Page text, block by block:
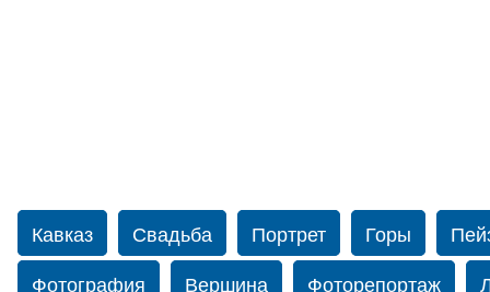
Кавказ Свадьба Портрет Горы
Фотография
Вершина Фоторепортаж